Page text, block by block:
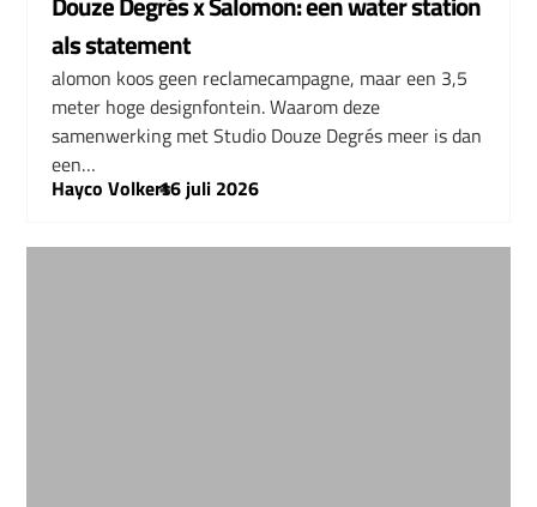
als statement
alomon koos geen reclamecampagne, maar een 3,5
meter hoge designfontein. Waarom deze
samenwerking met Studio Douze Degrés meer is dan
een…
Hayco Volkers
–
16 juli 2026